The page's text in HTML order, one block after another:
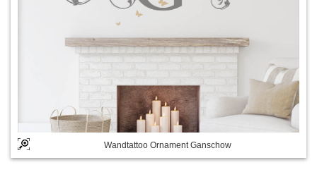
Wandtattoo Ornament Ganschow